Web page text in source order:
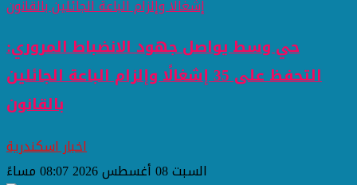
حي وسط يواصل جهود الانضباط المروري:
التحفظ على 35 إشغالًا وإلزام الباعة الجائلين
بالقانون
اخبار اسكندرية
السبت 08 أغسطس 2026 08:07 مساءً